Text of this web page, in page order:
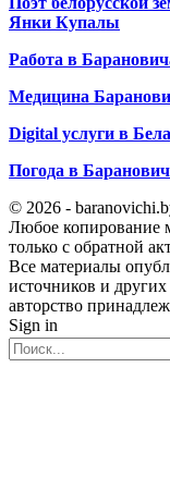
Янки Купалы
Работа в
Медицина
Digital услуги в
Погода в
© 2026 -
Любое копирование
только с обратной
Все материалы
источников и других
авторство
Sign in